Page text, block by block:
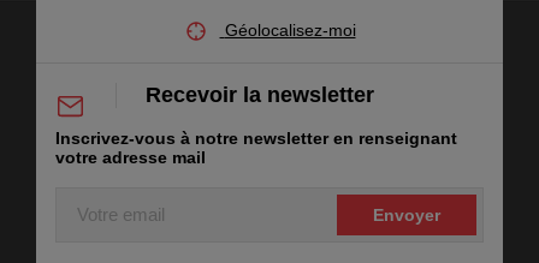
Géolocalisez-moi
Recevoir la newsletter
Inscrivez-vous à notre newsletter en renseignant
votre adresse mail
Votre
email